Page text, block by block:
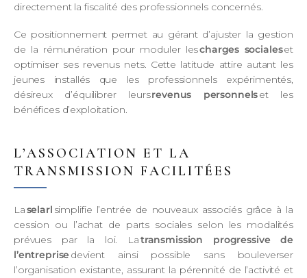
directement la fiscalité des professionnels concernés.
Ce positionnement permet au gérant d’ajuster la gestion
de la rémunération pour moduler lescharges socialeset
optimiser ses revenus nets. Cette latitude attire autant les
jeunes installés que les professionnels expérimentés,
désireux d’équilibrer leursrevenus personnelset les
bénéfices d’exploitation.
L’ASSOCIATION ET LA
TRANSMISSION FACILITÉES
Laselarl simplifie l’entrée de nouveaux associés grâce à la
cession ou l’achat de parts sociales selon les modalités
prévues par la loi. Latransmission progressive de
l’entreprise devient ainsi possible sans bouleverser
l’organisation existante, assurant la pérennité de l’activité et